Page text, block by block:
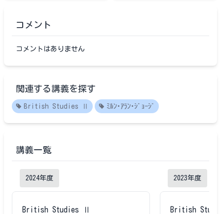
コメント
コメントはありません
関連する講義を探す
British Studies Ⅱ ﾐﾙﾝ･ｱﾗﾝ･ｼﾞｮｰｼﾞ
講義一覧
2024年度
British Studies Ⅱ
2023年度
British